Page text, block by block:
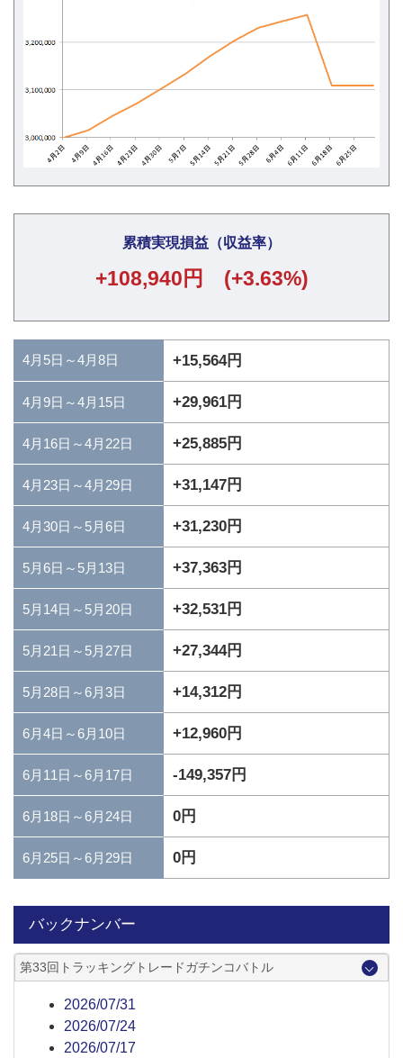
累積実現損益（収益率）
+108,940円 (+3.63%)
4月5日～4月8日 +15,564円
4月9日～4月15日 +29,961円
4月16日～4月22日 +25,885円
4月23日～4月29日 +31,147円
4月30日～5月6日 +31,230円
5月6日～5月13日 +37,363円
5月14日～5月20日 +32,531円
5月21日～5月27日 +27,344円
5月28日～6月3日 +14,312円
6月4日～6月10日 +12,960円
6月11日～6月17日 -149,357円
6月18日～6月24日 0円
6月25日～6月29日 0円
バックナンバー
第33回トラッキングトレードガチンコバトル
2026/07/31
2026/07/24
2026/07/17